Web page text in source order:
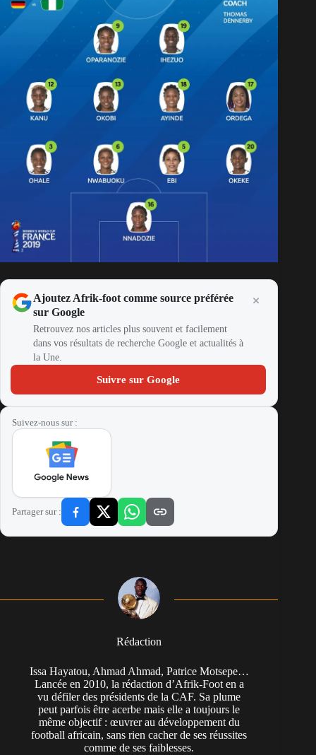
Ajoutez Afrik-foot comme source préférée
sur Google
Retrouvez nos articles plus souvent et facilement
dans vos résultats de recherche Google et actualités à
la Une.
Suivre sur Google
Suivez-nous sur :
Partager sur :
Rédaction
Issa Hayatou, Ahmad Ahmad, Patrice Motsepe…
Lancée en 2010, la rédaction d’Afrik-Foot en a
vu défiler des présidents de la CAF. Sa plume
peut parfois être acerbe mais elle a toujours le
même objectif : œuvrer au développement du
football africain, sans rien cacher de ses réussites
comme de ses faiblesses.